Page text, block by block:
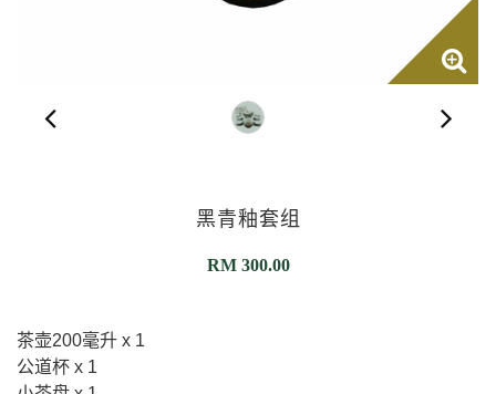
黑青釉套组
RM300.00
茶壶200毫升 x 1
公道杯 x 1